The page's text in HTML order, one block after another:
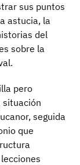
sus puntos
astucia, la
del
sobre la
pero
situación
seguida
que